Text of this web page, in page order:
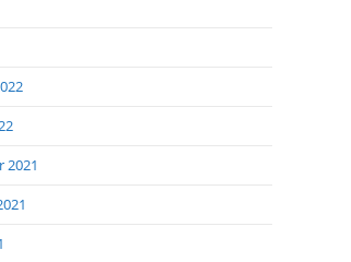
2021